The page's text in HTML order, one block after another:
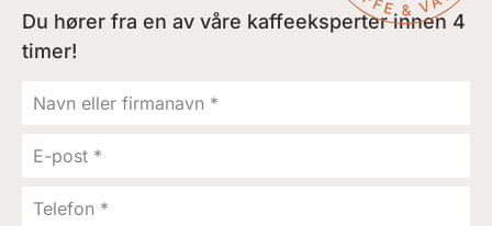
Du hører fra en av våre kaffeeksperter innen 4
timer!